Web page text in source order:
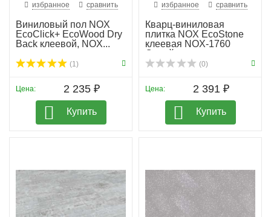
избранное сравнить
Виниловый пол NOX
EcoClick+ EcoWood Dry
Back клеевой, NOX...
(1)
Цена: 2 235 ₽
Купить
избранное сравнить
Кварц-виниловая
плитка NOX EcoStone
клеевая NOX-1760
Синай
(0)
Цена: 2 391 ₽
Купить